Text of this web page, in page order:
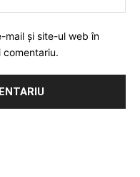
mail și site-ul web în